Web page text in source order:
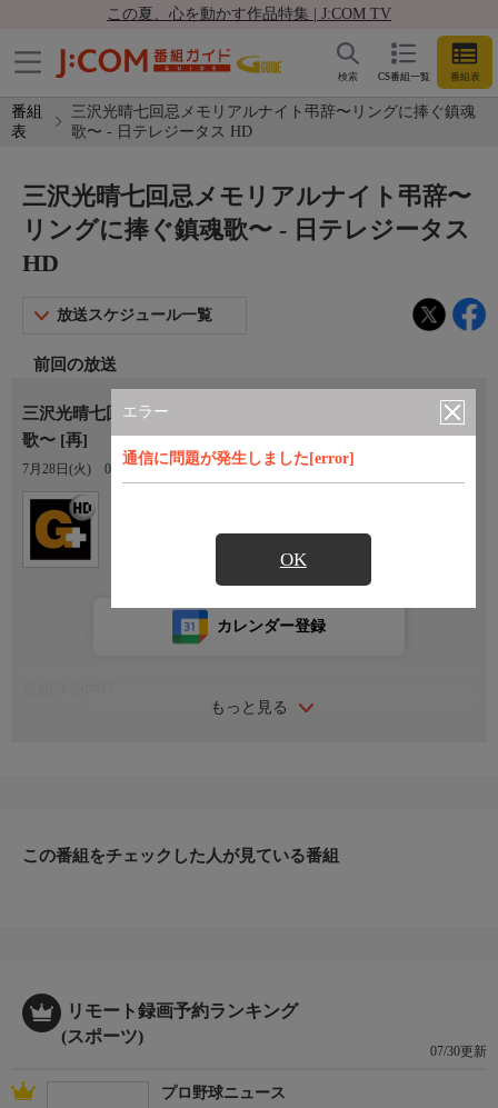
この夏、心を動かす作品特集 | J:COM TV
CS番組一覧 番組表
検索
番組
表
三沢光晴七回忌メモリアルナイト弔辞〜リングに捧ぐ鎮魂
歌〜 - 日テレジータス HD
エラー
通信に問題が発生しました[error]
OK
三沢光晴七回忌メモリアルナイト弔辞〜
リングに捧ぐ鎮魂歌〜 - 日テレジータス
HD
放送スケジュール一覧
前回の放送
三沢光晴七回忌メモリアルナイト弔辞〜リングに捧ぐ鎮魂
歌〜 [再]
7月28日(火) 04:00〜05:00
もっと見る
カレンダー登録
この番組をチェックした人が見ている番組
リモート録画予約ランキング
(スポーツ)
07/30更新
プロ野球ニュース